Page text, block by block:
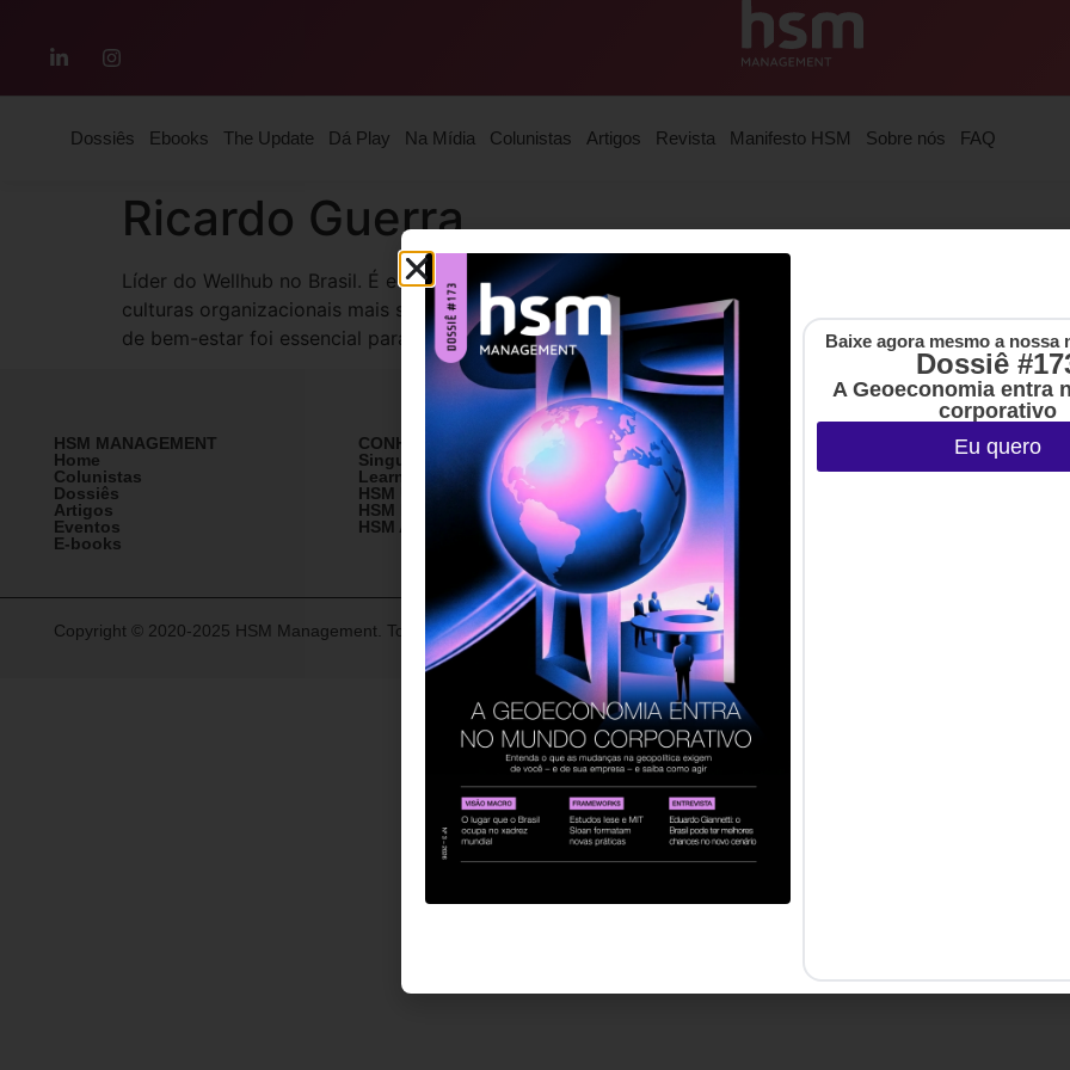
Dossiês Ebooks The Update Dá Play Na Mídia Colunistas Artigos Revista Manifesto HSM Sobre nós FAQ
Ricardo Guerra
Líder do Wellhub no Brasil. É especialista em bem-estar corporativo, com foco em ajudar empresas de
culturas organizacionais mais saudáveis. Sua experiência desenvolvendo estratégias globais para
de bem-estar foi essencial para posicionar o Wellhub como líder no setor.
HSM MANAGEMENT
Home
Colunistas
Dossiês
Artigos
Eventos
E-books
CONHEÇA A HSM
SingularityU Brazil
Learning Village
HSM University
HSM Mais
HSM Academy
Copyright © 2020-2025 HSM Management. Todos os direitos reservados.
Baixe agora mesmo a nossa
Dossiê
A Geoeconomia entra
corporativo
Eu quero